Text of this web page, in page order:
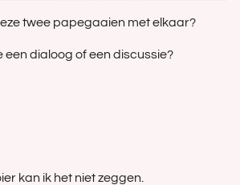
twee papegaaien met elkaar?
een dialoog of een discussie?
kan ik het niet zeggen.